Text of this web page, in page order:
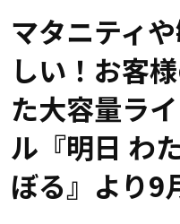
マタニティ
しい！お客
た大容量ラ
ル『明日 わ
ぼる』より9